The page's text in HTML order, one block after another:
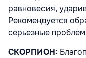
равновесия,
Рекомендуется
серьезные
СКОРПИОН: